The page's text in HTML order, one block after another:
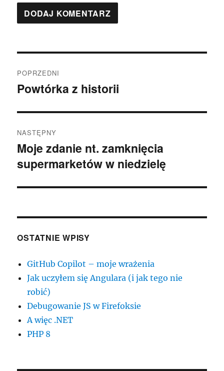
wpisu
POPRZEDNI
Poprzedni
Powtórka z historii
NASTĘPNY
Następny
wpis:
Moje zdanie nt. zamknięcia
supermarketów w niedzielę
OSTATNIE WPISY
GitHub Copilot – moje wrażenia
Jak uczyłem się Angulara (i jak tego nie
robić)
Debugowanie JS w Firefoksie
A więc .NET
PHP 8